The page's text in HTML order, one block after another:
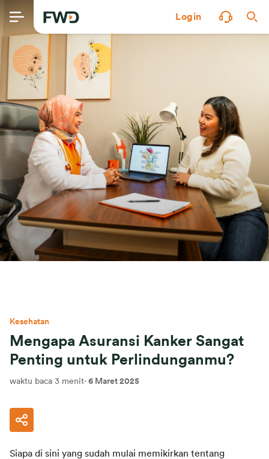
Login
Kesehatan
Mengapa Asuransi Kanker Sangat
Penting untuk Perlindunganmu?
waktu baca 3 menit· 6 Maret 2025
Siapa di sini yang sudah mulai memikirkan tentang